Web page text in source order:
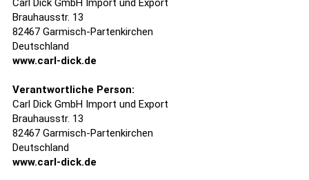
Carl Dick GmbH Import und Export
Brauhausstr. 13
82467 Garmisch-Partenkirchen
Deutschland
www.carl-dick.de
Verantwortliche Person:
Carl Dick GmbH Import und Export
Brauhausstr. 13
82467 Garmisch-Partenkirchen
Deutschland
www.carl-dick.de